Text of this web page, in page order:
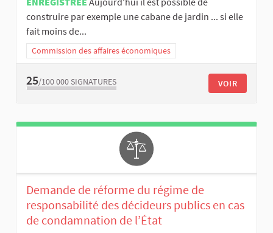
construire par exemple une cabane de jardin ... si elle
fait moins de...
Commission des affaires économiques
25/100 000 SIGNATURES VOIR
Demande de réforme du régime de
responsabilité des décideurs publics en cas
de condamnation de l’État